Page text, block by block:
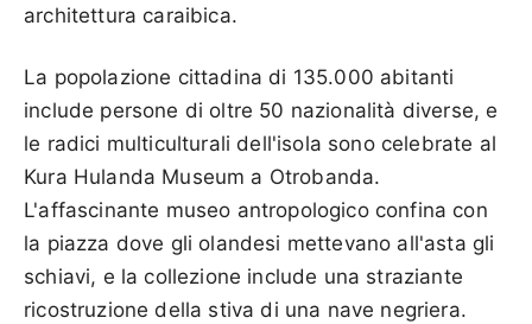
architettura caraibica.
La popolazione cittadina di 135.000 abitanti
include persone di oltre 50 nazionalità diverse, e
le radici multiculturali dell'isola sono celebrate al
Kura Hulanda Museum a Otrobanda.
L'affascinante museo antropologico confina con
la piazza dove gli olandesi mettevano all'asta gli
schiavi, e la collezione include una straziante
ricostruzione della stiva di una nave negriera.